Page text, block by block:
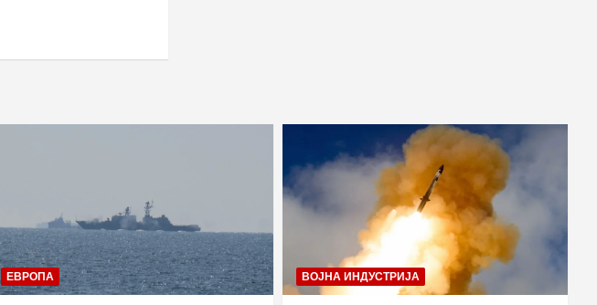
ЕВРОПА ВОЈНА ИНДУСТРИЈА